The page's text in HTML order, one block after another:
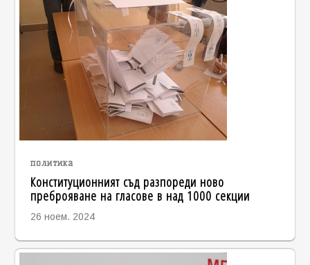
политика
Конституционният съд разпореди ново
преброяване на гласове в над 1000 секции
26 ноем. 2024